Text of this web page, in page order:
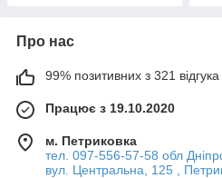
Про нас
99% позитивних з 321 відгука
Працює з 19.10.2020
м. Петриковка
тел. 097-556-57-58 обл
вул. Центральна, 125 ,